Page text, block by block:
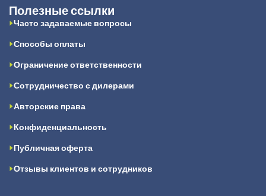
Полезные ссылки
Часто задаваемые вопросы
Способы оплаты
Ограничение ответственности
Сотрудничество с дилерами
Авторские права
Конфиденциальность
Публичная оферта
Отзывы клиентов и сотрудников